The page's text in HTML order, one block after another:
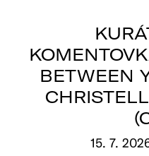
iVysílání
TV program
Pro děti
BETWEEN
15. 7.